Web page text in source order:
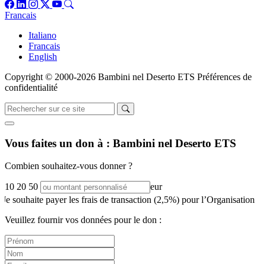
Francais
Italiano
Francais
English
Copyright © 2000-2026 Bambini nel Deserto ETS Préférences de
confidentialité
Vous faites un don à : Bambini nel Deserto ETS
Combien souhaitez-vous donner ?
10 20 50
eur
Je souhaite payer les frais de transaction (2,5%) pour l’Organisation
Veuillez fournir vos données pour le don :